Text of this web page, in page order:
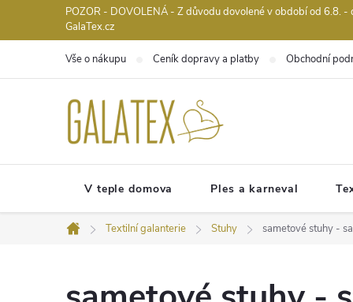
POZOR - DOVOLENÁ - Z důvodu dovolené v období od 6.8.
GalaTex.cz
Vše o nákupu Ceník dopravy a platby Obchodní
V teple domova Ples a karneval
Domů
Textilní galanterie Stuhy sametové stuhy -